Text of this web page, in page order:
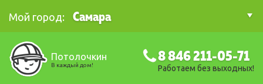
Мой город: Самара
Потолочкин
В каждый дом!
8 846 211-05-71
Работаем без выходных!